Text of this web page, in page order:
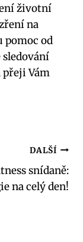
životní
na
pomoc od
sledování
přeji Vám
DALŠÍ
snídaně:
na celý den!